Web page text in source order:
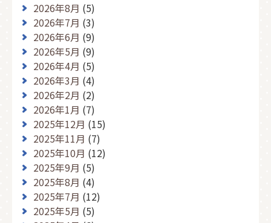
2026年8月 (5)
2026年7月 (3)
2026年6月 (9)
2026年5月 (9)
2026年4月 (5)
2026年3月 (4)
2026年2月 (2)
2026年1月 (7)
2025年12月 (15)
2025年11月 (7)
2025年10月 (12)
2025年9月 (5)
2025年8月 (4)
2025年7月 (12)
2025年5月 (5)